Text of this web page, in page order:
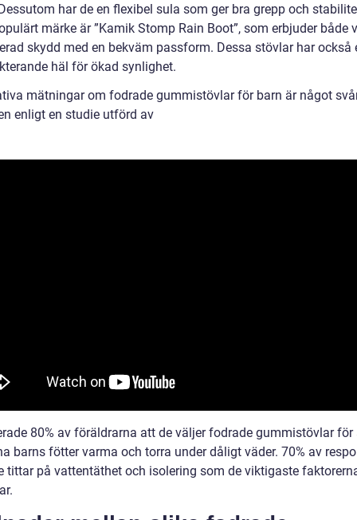
har de en flexibel sula som ger bra grepp och
märke är ”Kamik Stomp Rain Boot”, som erbjuder både
skydd med en bekväm passform. Dessa stövlar har också
häl för ökad synlighet.
mätningar om fodrade gummistövlar för barn är något
enligt en studie utförd av
80% av föräldrarna att de väljer fodrade gummistövlar för
barns fötter varma och torra under dåligt väder. 70% av
tittar på vattentäthet och isolering som de viktigaste